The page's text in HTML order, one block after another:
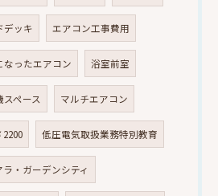
デッキ エアコン工事費用
なったエアコン 浴室前室
スペース マルチエアコン
2200 低圧電気取扱業務特別教育
ラ・ガーデンシティ